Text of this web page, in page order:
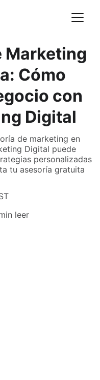
Marketing
Cómo
con
Digital
de marketing en
Digital puede
personalizadas
tu asesoría gratuita
leer